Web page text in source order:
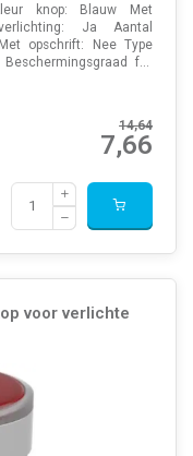
knop: Blauw Met
Ja Aantal
opschrift: Nee Type
f...
14,64
7,66
voor verlichte